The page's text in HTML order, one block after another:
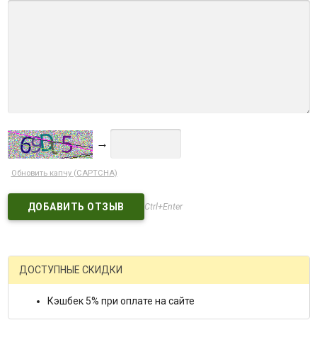
→
Обновить капчу (CAPTCHA)
Ctrl+Enter
ДОСТУПНЫЕ СКИДКИ
Кэшбек 5% при оплате на сайте